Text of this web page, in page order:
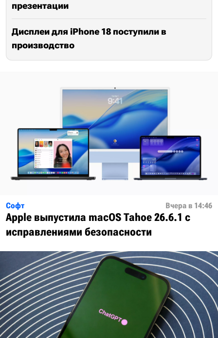
презентации
Дисплеи для iPhone 18 поступили в
производство
Софт Вчера в 14:46
Apple выпустила macOS Tahoe 26.6.1 с
исправлениями безопасности